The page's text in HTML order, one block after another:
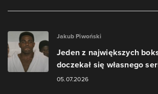
Jakub Piwoński
Jeden z największych
doczekał się własnego
05.07.2026